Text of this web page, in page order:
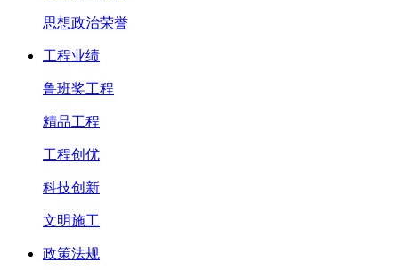
思想政治荣誉
工程业绩
鲁班奖工程
精品工程
工程创优
科技创新
文明施工
政策法规